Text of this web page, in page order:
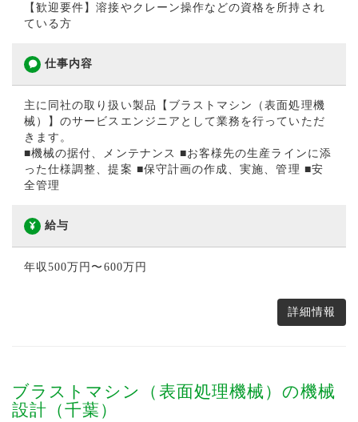
【歓迎要件】溶接やクレーン操作などの資格を所持され
ている方
仕事内容
主に同社の取り扱い製品【ブラストマシン（表面処理機
械）】のサービスエンジニアとして業務を行っていただ
きます。
■機械の据付、メンテナンス ■お客様先の生産ラインに添
った仕様調整、提案 ■保守計画の作成、実施、管理 ■安
全管理
給与
年収500万円〜600万円
詳細情報
ブラストマシン（表面処理機械）の機械
設計（千葉）